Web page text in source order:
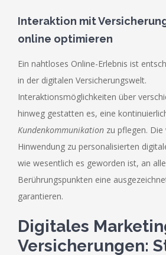
Interaktion mit
online optimieren
Ein nahtloses Online-Erlebnis ist
in der digitalen Versicherungswelt.
Interaktionsmöglichkeiten über
hinweg gestatten es, eine
Kundenkommunikation zu pflegen.
Hinwendung zu personalisierten
wie wesentlich es geworden ist, an
Berührungspunkten eine
garantieren.
Digitales
Versicherungen: